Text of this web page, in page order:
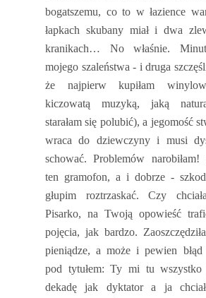
bogatszemu, co to w łazience
łapkach skubany miał i dwa
kranikach… No właśnie.
mojego szaleństwa - i druga
że najpierw kupiłam
kiczowatą muzyką, jaką
starałam się polubić), a jegomość
wraca do dziewczyny i musi
schować. Problemów narobiłam!
ten gramofon, a i dobrze -
głupim roztrzaskać. Czy
Pisarko, na Twoją opowieść
pojęcia, jak bardzo.
pieniądze, a może i pewien błąd
pod tytułem: Ty mi tu wszystko
dekadę jak dyktator a ja